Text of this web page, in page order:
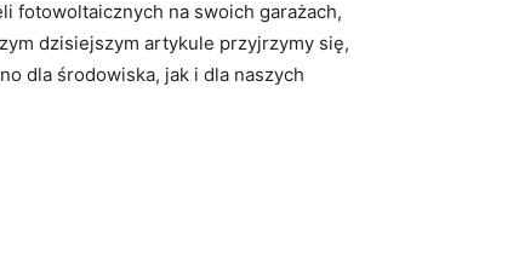
fotowoltaicznych na swoich ⁣garażach,
dzisiejszym artykule przyjrzymy się,
dla środowiska, jak i dla naszych